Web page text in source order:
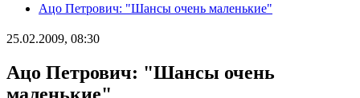
Ацо Петрович: "Шансы очень маленькие"
25.02.2009, 08:30
Ацо Петрович: "Шансы очень